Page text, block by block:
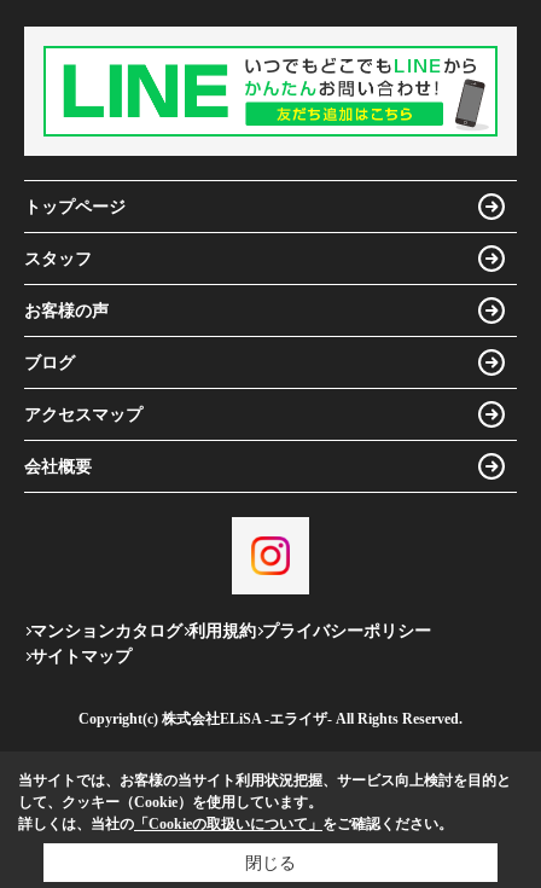
トップページ
スタッフ
お客様の声
ブログ
アクセスマップ
会社概要
マンションカタログ 利用規約 プライバシーポリシー
サイトマップ
Copyright(c) 株式会社ELiSA -エライザ- All Rights Reserved.
当サイトでは、お客様の当サイト利用状況把握、サービス向上検討を目的と
して、クッキー（Cookie）を使用しています。
詳しくは、当社の 「Cookieの取扱いについて」 をご確認ください。
閉じる